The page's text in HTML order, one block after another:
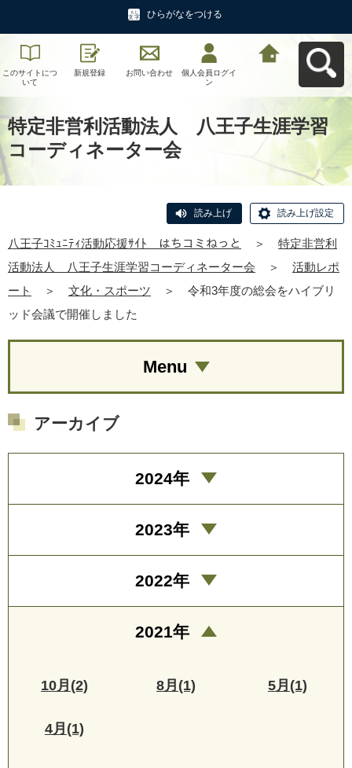
ひらがなをつける
このサイトにつ
いて
新規登録 お問い合わせ
個人会員ログイ
ン
特定非営利活動法人 八王子生涯学習
コーディネーター会
読み上げ 読み上げ設定
八王子ｺﾐｭﾆﾃｨ活動応援ｻｲﾄ はちコミねっと ＞
特定非営利
活動法人 八王子生涯学習コーディネーター会
＞
活動レポ
ート
＞ 文化・スポーツ ＞
令和3年度の総会をハイブリ
ッド会議で開催しました
Menu
アーカイブ
2024年
2023年
2022年
2021年
10月(2) 8月(1) 5月(1)
4月(1)